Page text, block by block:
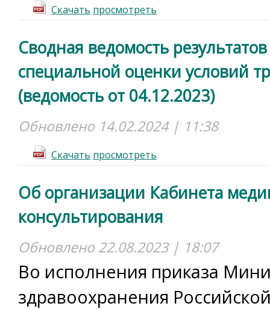
Cкачать просмотреть
Сводная ведомость
специальной оценки условий
(ведомость от 04.12.2023)
Обновлено 14.02.2024 | 11:38
Cкачать просмотреть
Об организации Кабинета
консультирования
Обновлено 22.08.2023 | 18:07
Bo исполнения приказа
здравоохранения